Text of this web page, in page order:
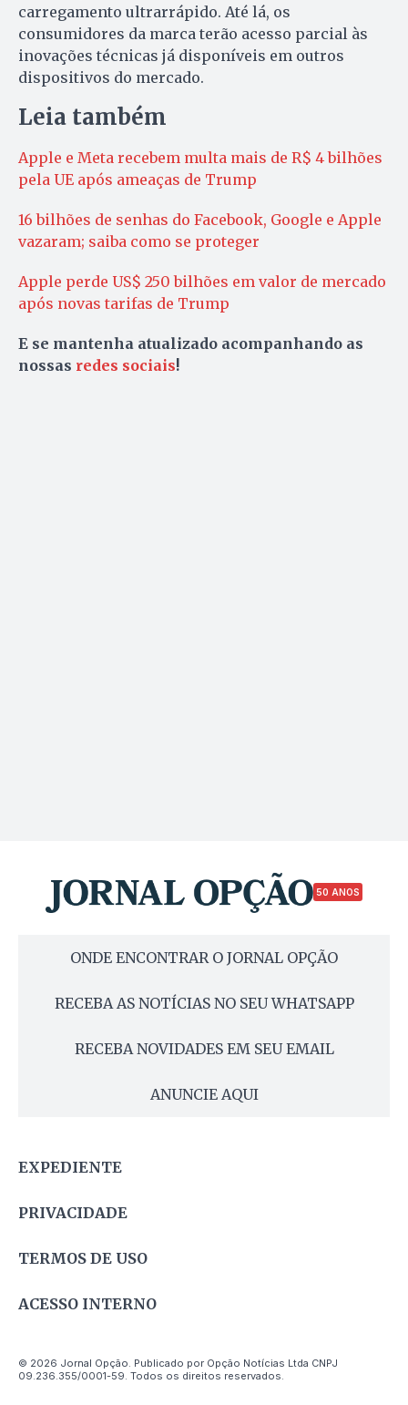
carregamento ultrarrápido. Até lá, os
consumidores da marca terão acesso parcial às
inovações técnicas já disponíveis em outros
dispositivos do mercado.
Leia também
Apple e Meta recebem multa mais de R$ 4 bilhões
pela UE após ameaças de Trump
16 bilhões de senhas do Facebook, Google e Apple
vazaram; saiba como se proteger
Apple perde US$ 250 bilhões em valor de mercado
após novas tarifas de Trump
E se mantenha atualizado acompanhando as
nossas redes sociais!
50 ANOS
ONDE ENCONTRAR O JORNAL OPÇÃO
RECEBA AS NOTÍCIAS NO SEU WHATSAPP
RECEBA NOVIDADES EM SEU EMAIL
ANUNCIE AQUI
EXPEDIENTE
PRIVACIDADE
TERMOS DE USO
ACESSO INTERNO
© 2026 Jornal Opção. Publicado por Opção Notícias Ltda CNPJ
09.236.355/0001-59. Todos os direitos reservados.